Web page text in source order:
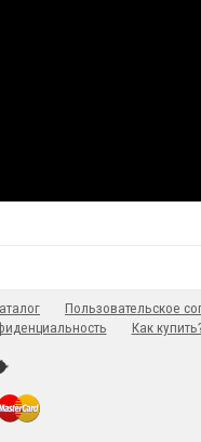
Пользовательское
Как